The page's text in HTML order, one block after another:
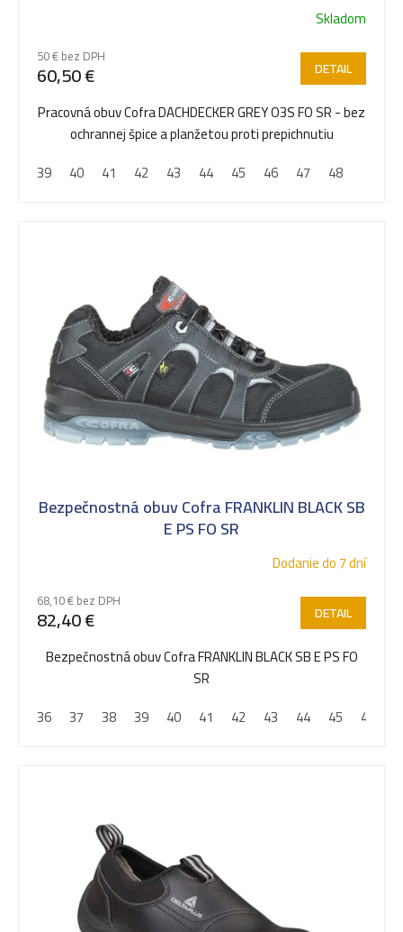
Skladom
50 € bez DPH
60,50 € DETAIL
Pracovná obuv Cofra DACHDECKER GREY O3S FO SR - bez
ochrannej špice a planžetou proti prepichnutiu
39
40 41 42 43 44 45 46 47 48
Bezpečnostná obuv Cofra FRANKLIN BLACK SB
E PS FO SR
Dodanie do 7 dní
68,10 € bez DPH
82,40 € DETAIL
Bezpečnostná obuv Cofra FRANKLIN BLACK SB E PS FO
SR
36
37 38 39 40 41 42 43 44 45 46